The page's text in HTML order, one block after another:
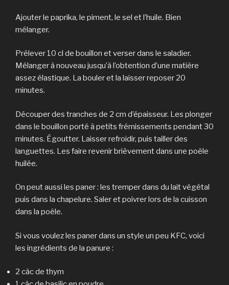
Ajouter le paprika, le piment, le sel et l’huile. Bien
mélanger.
Prélever 10 cl de bouillon et verser dans le saladier.
Mélanger à nouveau jusqu’à l’obtention d’une matière
assez élastique. La bouler et la laisser reposer 20
minutes.
Découper des tranches de 2 cm d’épaisseur. Les plonger
dans le bouillon porté à petits frémissements pendant 30
minutes. Égoutter. Laisser refroidir, puis tailler des
languettes. Les faire revenir brièvement dans une poêle
huilée.
On peut aussi les paner : les tremper dans du lait végétal
puis dans la chapelure. Saler et poivrer lors de la cuisson
dans la poêle.
Si vous voulez les paner dans un style un peu KFC, voici
les ingrédients de la panure :
2 càc de thym